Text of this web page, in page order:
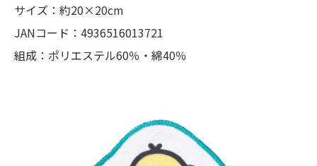
サイズ：約20×20cm
JANコード：4936516013721
組成：ポリエステル60％・綿40％